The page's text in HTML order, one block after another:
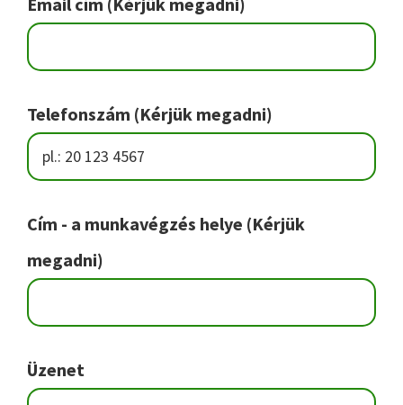
Telefonszám (Kérjük megadni)
Cím - a munkavégzés helye (Kérjük
megadni)
Üzenet